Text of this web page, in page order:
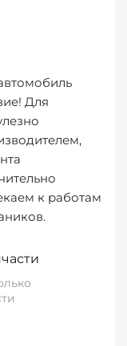
Для
к работам